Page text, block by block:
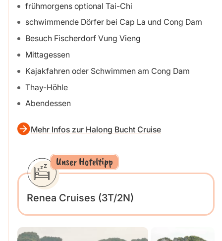
frühmorgens optional Tai-Chi
schwimmende Dörfer bei Cap La und Cong Dam
Besuch Fischerdorf Vung Vieng
Mittagessen
Kajakfahren oder Schwimmen am Cong Dam
Thay-Höhle
Abendessen
Mehr Infos zur Halong Bucht Cruise
Unser Hoteltipp
Renea Cruises (3T/2N)